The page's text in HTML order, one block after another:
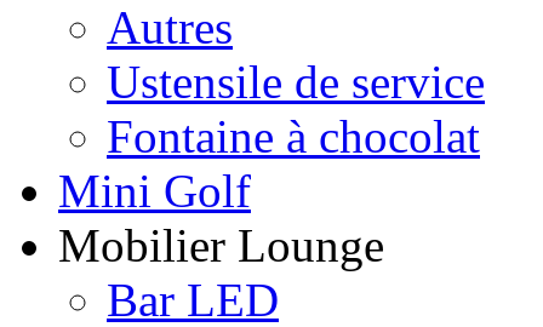
Autres
Ustensile de service
Fontaine à chocolat
Mini Golf
Mobilier Lounge
Bar LED